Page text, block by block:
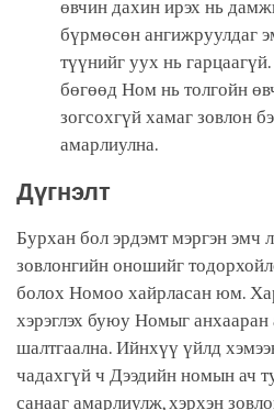
өвчин дахин ирэх нь
бүрмөсөн ангижруулдаг
түүнийг уух нь
бөгөөд Ном нь толгойн
зогсохгүй хамаг зовлон
амарлиулна.
Дүгнэлт
Бурхан бол эрдэмт мэргэн эмч
зовлонгийн оношийг
болох Номоо хайрласан юм.
хэрэглэх буюу Номыг анхааран
шалтгаална. Ийнхүү үйлд
чадахгүй ч Дээдийн номын ач
санааг амарлиулж, хэрхэн